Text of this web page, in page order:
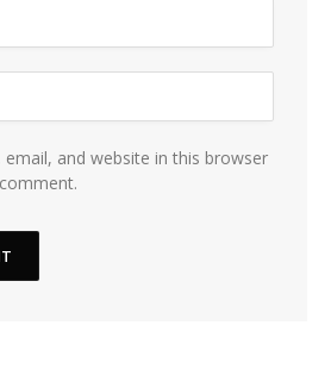
email, and website in this browser